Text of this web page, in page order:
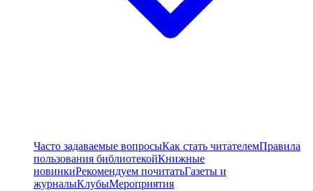
Часто задаваемые вопросыКак стать читателемПравила
пользования библиотекойКнижные
новинкиРекомендуем почитатьГазеты и
журналыКлубыМероприятия